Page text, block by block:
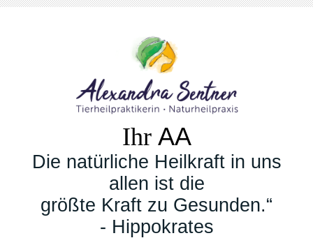
Ihr AA
Die natürliche Heilkraft in uns
allen ist die
größte Kraft zu Gesunden.“
- Hippokrates